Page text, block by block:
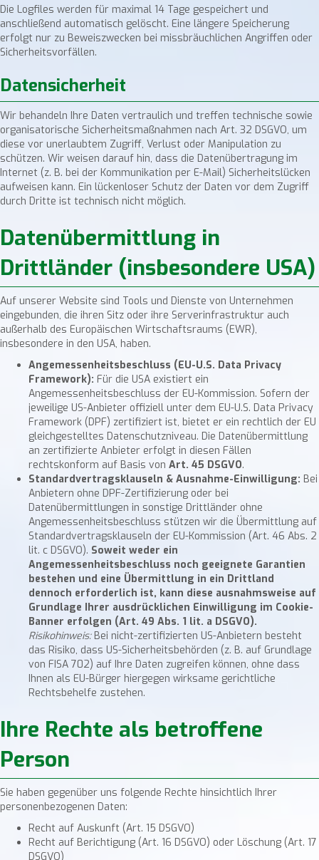
Die Logfiles werden für maximal 14 Tage gespeichert und
anschließend automatisch gelöscht. Eine längere Speicherung
erfolgt nur zu Beweiszwecken bei missbräuchlichen Angriffen oder
Sicherheitsvorfällen.
Datensicherheit
Wir behandeln Ihre Daten vertraulich und treffen technische sowie
organisatorische Sicherheitsmaßnahmen nach Art. 32 DSGVO, um
diese vor unerlaubtem Zugriff, Verlust oder Manipulation zu
schützen. Wir weisen darauf hin, dass die Datenübertragung im
Internet (z. B. bei der Kommunikation per E-Mail) Sicherheitslücken
aufweisen kann. Ein lückenloser Schutz der Daten vor dem Zugriff
durch Dritte ist technisch nicht möglich.
Datenübermittlung in
Drittländer (insbesondere USA)
Auf unserer Website sind Tools und Dienste von Unternehmen
eingebunden, die ihren Sitz oder ihre Serverinfrastruktur auch
außerhalb des Europäischen Wirtschaftsraums (EWR),
insbesondere in den USA, haben.
Angemessenheitsbeschluss (EU-U.S. Data Privacy
Framework): Für die USA existiert ein
Angemessenheitsbeschluss der EU-Kommission. Sofern der
jeweilige US-Anbieter offiziell unter dem EU-U.S. Data Privacy
Framework (DPF) zertifiziert ist, bietet er ein rechtlich der EU
gleichgestelltes Datenschutzniveau. Die Datenübermittlung
an zertifizierte Anbieter erfolgt in diesen Fällen
rechtskonform auf Basis von Art. 45 DSGVO.
Standardvertragsklauseln & Ausnahme-Einwilligung: Bei
Anbietern ohne DPF-Zertifizierung oder bei
Datenübermittlungen in sonstige Drittländer ohne
Angemessenheitsbeschluss stützen wir die Übermittlung auf
Standardvertragsklauseln der EU-Kommission (Art. 46 Abs. 2
lit. c DSGVO). Soweit weder ein
Angemessenheitsbeschluss noch geeignete Garantien
bestehen und eine Übermittlung in ein Drittland
dennoch erforderlich ist, kann diese ausnahmsweise auf
Grundlage Ihrer ausdrücklichen Einwilligung im Cookie-
Banner erfolgen (Art. 49 Abs. 1 lit. a DSGVO).
Risikohinweis:Bei nicht-zertifizierten US-Anbietern besteht
das Risiko, dass US-Sicherheitsbehörden (z. B. auf Grundlage
von FISA 702) auf Ihre Daten zugreifen können, ohne dass
Ihnen als EU-Bürger hiergegen wirksame gerichtliche
Rechtsbehelfe zustehen.
Ihre Rechte als betroffene
Person
Sie haben gegenüber uns folgende Rechte hinsichtlich Ihrer
personenbezogenen Daten:
Recht auf Auskunft (Art. 15 DSGVO)
Recht auf Berichtigung (Art. 16 DSGVO) oder Löschung (Art. 17
DSGVO)